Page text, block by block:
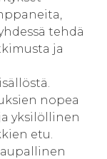
tehdä
ja
nopea
yksilöllinen
etu.